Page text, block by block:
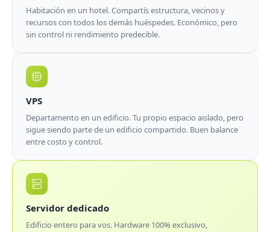
Habitación en un hotel. Compartís estructura, vecinos y
recursos con todos los demás huéspedes. Económico, pero
sin control ni rendimiento predecible.
VPS
Departamento en un edificio. Tu propio espacio aislado, pero
sigue siendo parte de un edificio compartido. Buen balance
entre costo y control.
Servidor dedicado
Edificio entero para vos. Hardware 100% exclusivo,